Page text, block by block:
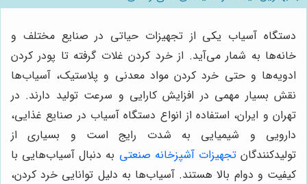
دستگاه آسیاب یکی از تجهیزات حیاتی در صنایع مختلف و
خانه‌ها به شمار می‌آید. از خرد کردن غلات گرفته تا پودر کردن
ادویه‌ها و حتی خرد کردن مواد معدنی و پلاستیک، آسیاب‌ها
نقش بسیار مهمی در افزایش کارایی و سرعت تولید دارند. در
تهران و ایران، استفاده از انواع دستگاه آسیاب در صنایع غذایی،
دارویی و شیمیایی به شدت رایج است و بسیاری از
تولیدکنندگانتجهیزات آشپزخانه صنعتی به دنبال آسیاب‌هایی با
کیفیت و دوام بالا هستند. آسیاب‌ها به دلیل توانایی خرد کردن،